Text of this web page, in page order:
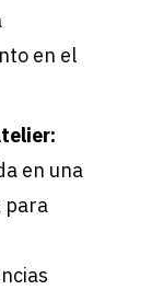
en el
en una
para